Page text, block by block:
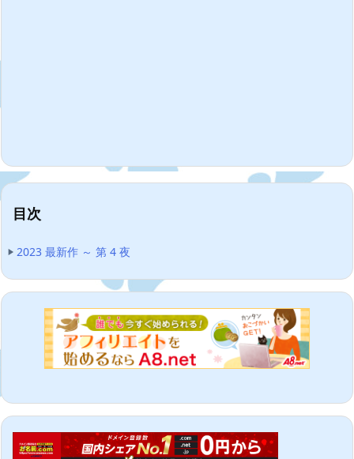
目次
2023 最新作 ～ 第 4 夜